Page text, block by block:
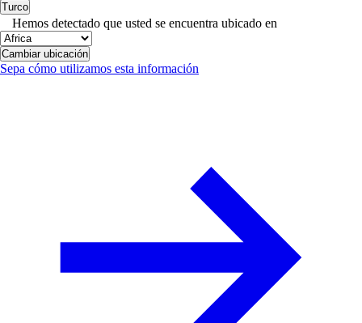
Turco
Hemos detectado que usted se encuentra ubicado en
Cambiar ubicación
Sepa cómo utilizamos esta información